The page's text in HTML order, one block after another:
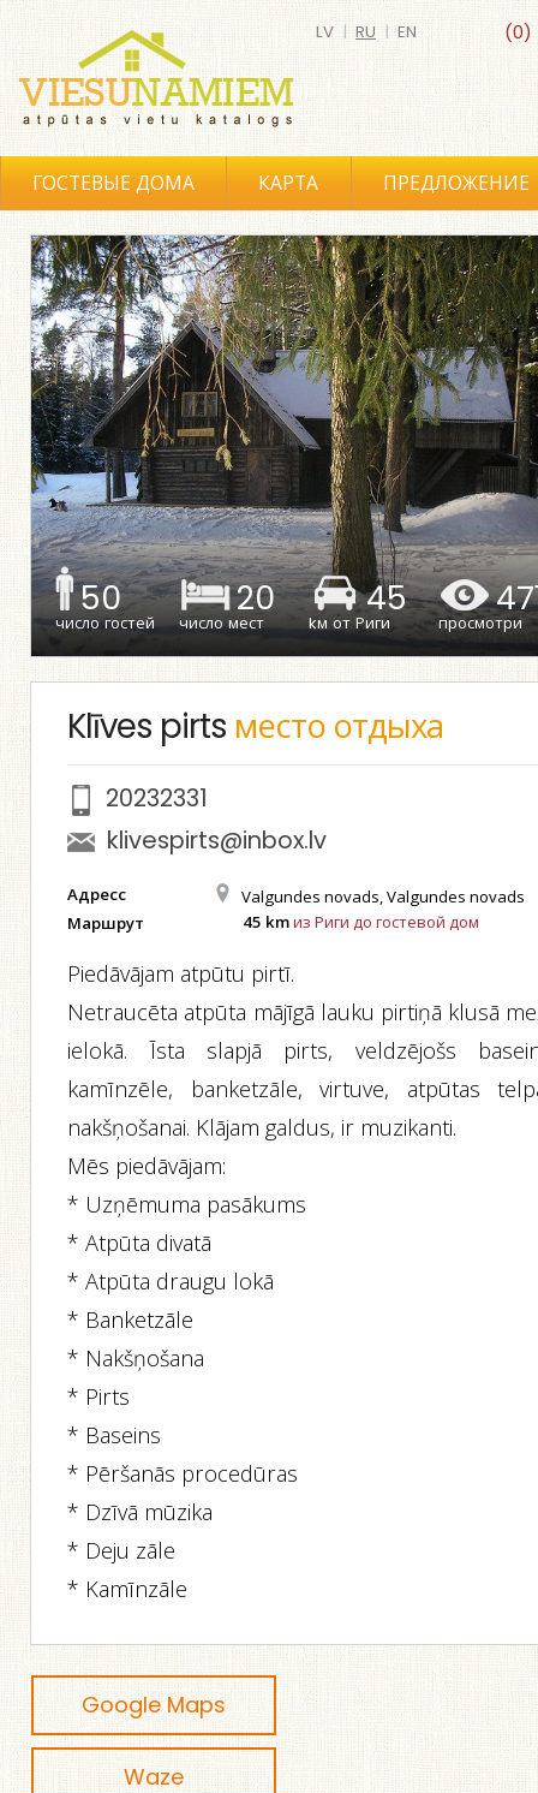
(0)
LV | RU | EN
ГОСТЕВЫЕ ДОМА КАРТА ПРЕДЛОЖЕНИЕ
50
число гостей
20
число мест
45
kм от Риги просмотри
Klīves pirts место отдыха
20232331
klivespirts@inbox.lv
Адресс Valgundes novads, Valgundes novads
Маршрут 45 kmиз Риги до гостевой дом
Piedāvājam atpūtu pirtī.
Netraucēta atpūta mājīgā lauku pirtiņā klusā
ielokā. Īsta slapjā pirts, veldzējošs
kamīnzēle, banketzāle, virtuve, atpūtas
nakšņošanai. Klājam galdus, ir muzikanti.
Mēs piedāvājam:
* Uzņēmuma pasākums
* Atpūta divatā
* Atpūta draugu lokā
* Banketzāle
* Nakšņošana
* Pirts
* Baseins
* Pēršanās procedūras
* Dzīvā mūzika
* Deju zāle
* Kamīnzāle
Google Maps
Waze